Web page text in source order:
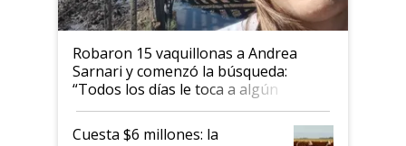
Robaron 15 vaquillonas a Andrea
Sarnari y comenzó la búsqueda:
“Todos los días le toca a algún
productor”
Cuesta $6 millones: la